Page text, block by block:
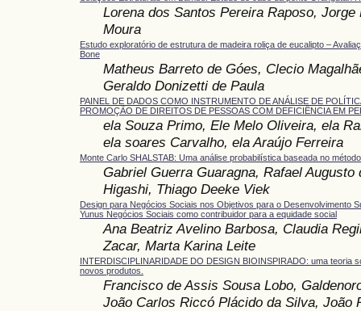
Lorena dos Santos Pereira Raposo, Jorge
Moura
Estudo exploratório de estrutura de madeira roliça de eucalipto –
Bone
Matheus Barreto de Góes, Clecio
Geraldo Donizetti de Paula
PAINEL DE DADOS COMO INSTRUMENTO DE ANÁLISE DE
PROMOÇÃO DE DIREITOS DE PESSOAS COM DEFICIÊNCIA EM
ela Souza Primo, Ele Melo Oliveira, ela
ela soares Carvalho, ela Araújo Ferreira
Monte Carlo SHALSTAB: Uma análise probabilística baseada no
Gabriel Guerra Guaragna, Rafael Augusto
Higashi, Thiago Deeke Viek
Design para Negócios Sociais nos Objetivos para o Desenvolvimento
Yunus Negócios Sociais como contribuidor para a equidade social
Ana Beatriz Avelino Barbosa, Claudia
Zacar, Marta Karina Leite
INTERDISCIPLINARIDADE DO DESIGN BIOINSPIRADO: uma teoria
novos produtos.
Francisco de Assis Sousa Lobo,
João Carlos Riccó Plácido da Silva, João